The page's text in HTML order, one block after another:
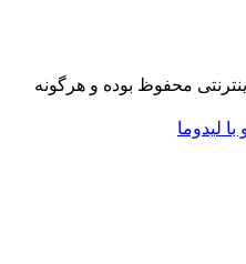
محفوظ بوده و هرگونه
لیدوما